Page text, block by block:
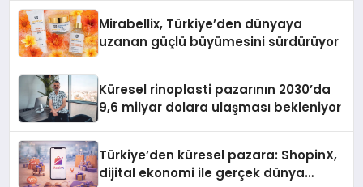
Mirabellix, Türkiye’den dünyaya
uzanan güçlü büyümesini sürdürüyor
Küresel rinoplasti pazarının 2030’da
9,6 milyar dolara ulaşması bekleniyor
Türkiye’den küresel pazara: ShopinX,
dijital ekonomi ile gerçek dünya